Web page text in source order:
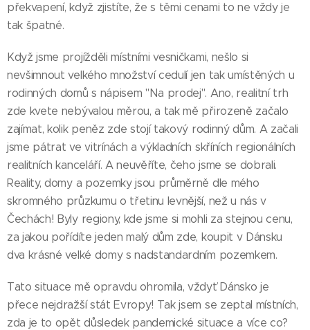
překvapení, když zjistíte, že s těmi cenami to ne vždy je
tak špatné.
Když jsme projížděli místními vesničkami, nešlo si
nevšimnout velkého množství cedulí jen tak umístěných u
rodinných domů s nápisem "Na prodej". Ano, realitní trh
zde kvete nebývalou měrou, a tak mě přirozeně začalo
zajímat, kolik peněz zde stojí takový rodinný dům. A začali
jsme pátrat ve vitrínách a výkladních skříních regionálních
realitních kanceláří. A neuvěříte, čeho jsme se dobrali.
Reality, domy a pozemky jsou průměrně dle mého
skromného průzkumu o třetinu levnější, než u nás v
Čechách! Byly regiony, kde jsme si mohli za stejnou cenu,
za jakou pořídíte jeden malý dům zde, koupit v Dánsku
dva krásné velké domy s nadstandardním pozemkem.
Tato situace mě opravdu ohromila, vždyť Dánsko je
přece nejdražší stát Evropy! Tak jsem se zeptal místních,
zda je to opět důsledek pandemické situace a více co?